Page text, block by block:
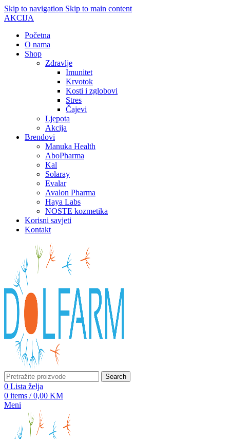
Skip to navigation Skip to main content
AKCIJA
Početna
O nama
Shop
Zdravlje
Imunitet
Krvotok
Kosti i zglobovi
Stres
Čajevi
Ljepota
Akcija
Brendovi
Manuka Health
AboPharma
Kal
Solaray
Evalar
Avalon Pharma
Haya Labs
NOSTE kozmetika
Korisni savjeti
Kontakt
Search
0 Lista želja
0 items / 0,00 KM
Meni